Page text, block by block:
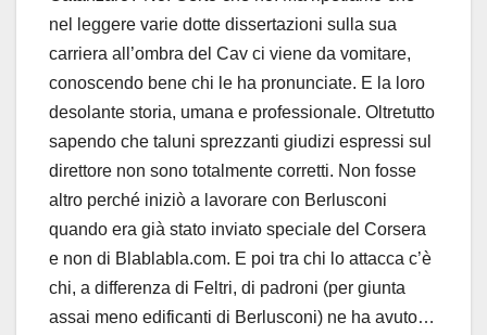
nel leggere varie dotte dissertazioni sulla sua
carriera all’ombra del Cav ci viene da vomitare,
conoscendo bene chi le ha pronunciate. E la loro
desolante storia, umana e professionale. Oltretutto
sapendo che taluni sprezzanti giudizi espressi sul
direttore non sono totalmente corretti. Non fosse
altro perché iniziò a lavorare con Berlusconi
quando era già stato inviato speciale del Corsera
e non di Blablabla.com. E poi tra chi lo attacca c’è
chi, a differenza di Feltri, di padroni (per giunta
assai meno edificanti di Berlusconi) ne ha avuto…